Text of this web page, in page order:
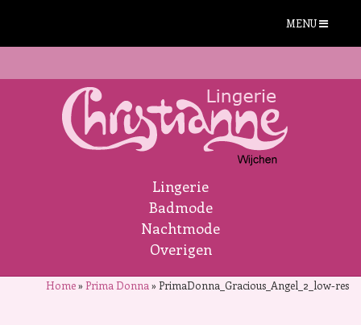
MENU
Lingerie
Badmode
Nachtmode
Overigen
Home»Prima Donna »PrimaDonna_Gracious_Angel_2_low-res